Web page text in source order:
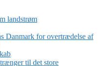
landstrøm
Danmark for overtrædelse af
til det store